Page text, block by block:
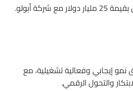
شركة أبولو.
إيجابي وفعالية تشغيلية، مع
والتحول الرقمي.